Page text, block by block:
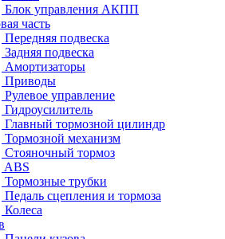
Блок управления АКПП
часть
Передняя подвеска
Задняя подвеска
Амортизаторы
Приводы
Рулевое управление
Гидроусилитель
Главный тормозной цилиндр
Тормозной механизм
Стояночный тормоз
ABS
Тормозные трубки
Педаль сцепления и тормоза
Колеса